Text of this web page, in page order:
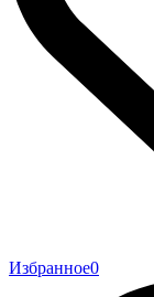
Избранное0